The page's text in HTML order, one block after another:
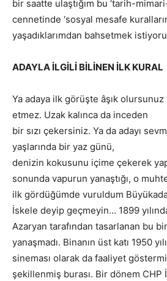
bir saatte ulaştığım bu ‘tarih-
cennetinde ‘sosyal mesafe
yaşadıklarımdan bahsetmek
ADAYLA İLGİLİ BİLİNEN İLK KURAL
Ya adaya ilk görüşte âşık
etmez. Uzak kalınca da inceden
bir sızı çekersiniz. Ya da adayı
yaşlarında bir yaz günü,
denizin kokusunu içime çekerek
sonunda vapurun yanaştığı, o
ilk gördüğümde vuruldum
İskele deyip geçmeyin… 1899
Azaryan tarafından tasarlanan bu
yanaşmadı. Binanın üst katı 1950
sineması olarak da faaliyet
şekillenmiş burası. Bir dönem CHP